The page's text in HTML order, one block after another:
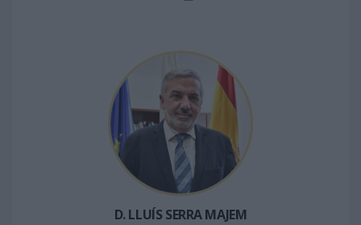
D. LLUÍS SERRA MAJEM